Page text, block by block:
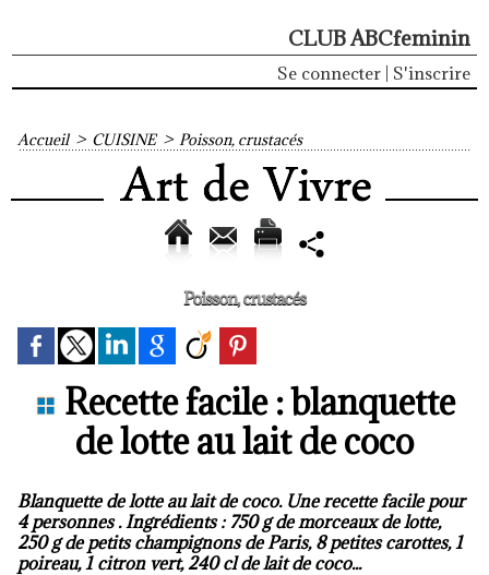
CLUB ABCfeminin
Se connecter S'inscrire
Accueil > CUISINE > Poisson, crustacés
Poisson, crustacés
Recette facile : blanquette
de lotte au lait de coco
Blanquette de lotte au lait de coco. Une recette facile pour
4 personnes . Ingrédients : 750 g de morceaux de lotte,
250 g de petits champignons de Paris, 8 petites carottes, 1
poireau, 1 citron vert, 240 cl de lait de coco...